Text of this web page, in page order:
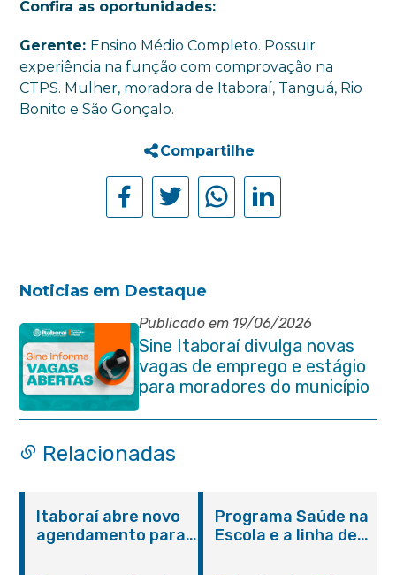
Confira as oportunidades:
Gerente: Ensino Médio Completo. Possuir
experiência na função com comprovação na
CTPS. Mulher, moradora de Itaboraí, Tanguá, Rio
Bonito e São Gonçalo.
Compartilhe
Noticias em Destaque
Publicado em 19/06/2026
Sine Itaboraí divulga novas
vagas de emprego e estágio
para moradores do município
Relacionadas
Itaboraí abre novo
agendamento para
Programa Saúde na
Escola e a linha de